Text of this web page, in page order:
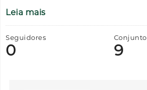
Leia mais
Seguidores
0 9